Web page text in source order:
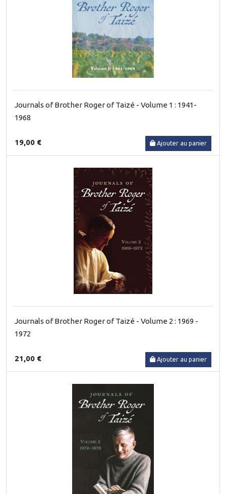
Journals of Brother Roger of Taizé - Volume 1 : 1941-
1968
19,00 € Ajouter au panier
Journals of Brother Roger of Taizé - Volume 2 : 1969 -
1972
21,00 € Ajouter au panier